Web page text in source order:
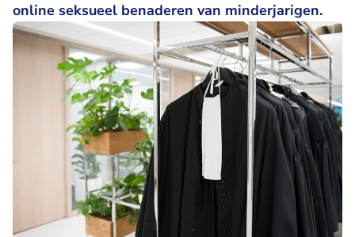
online seksueel benaderen van minderjarigen.